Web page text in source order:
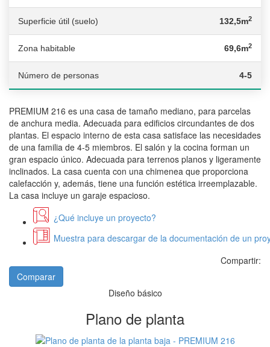
Superficie útil (suelo) 132,5m2
Zona habitable 69,6m2
Número de personas 4-5
PREMIUM 216 es una casa de tamaño mediano, para parcelas
de anchura media. Adecuada para edificios circundantes de dos
plantas. El espacio interno de esta casa satisface las necesidades
de una familia de 4-5 miembros. El salón y la cocina forman un
gran espacio único. Adecuada para terrenos planos y ligeramente
inclinados. La casa cuenta con una chimenea que proporciona
calefacción y, además, tiene una función estética irreemplazable.
La casa incluye un garaje espacioso.
¿Qué incluye un proyecto?
Muestra para descargar de la documentación de un
Compartir:
Comparar
Diseño básico
Plano de planta